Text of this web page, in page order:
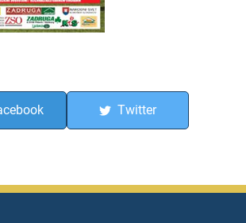
Twitter